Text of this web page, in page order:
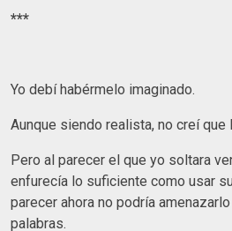
***
Yo debí habérmelo imaginado.
Aunque siendo realista, no creí que
Pero al parecer el que yo soltara
enfurecía lo suficiente como usar
parecer ahora no podría
palabras.